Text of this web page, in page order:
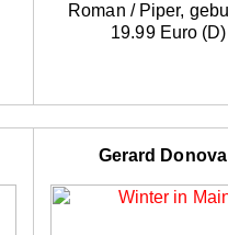
Roman / Piper,
19.99 Euro
Gerard